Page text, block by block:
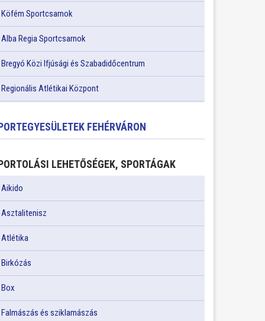
Köfém Sportcsarnok
Alba Regia Sportcsarnok
Bregyó Közi Ifjúsági és Szabadidőcentrum
Regionális Atlétikai Központ
FEHÉRVÁRON
LEHETŐSÉGEK, SPORTÁGAK
Aikido
Asztalitenisz
Atlétika
Birkózás
Box
Falmászás és sziklamászás